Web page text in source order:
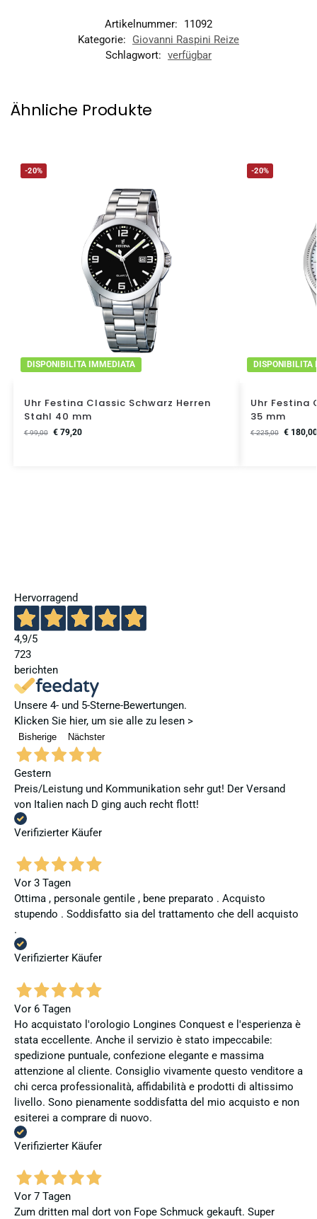
Artikelnummer:
11092
Kategorie:
Giovanni Raspini Reize
Schlagwort: verfügbar
Ähnliche Produkte
-20%
DISPONIBILITA IMMEDIATA
Uhr Festina Classic Schwarz Herren
Stahl 40 mm
€99,00 €79,20
-20%
DISPONIBILITA
Uhr Festina
35 mm
€225,00 €180,00
Hervorragend
4,9/5
723
berichten
Unsere 4- und 5-Sterne-Bewertungen.
Klicken Sie hier, um sie alle zu lesen >
Bisherige Nächster
Gestern
Preis/Leistung und Kommunikation sehr gut! Der Versand
von Italien nach D ging auch recht flott!
Verifizierter Käufer
Vor 3 Tagen
Ottima , personale gentile , bene preparato . Acquisto
stupendo . Soddisfatto sia del trattamento che dell acquisto
.
Verifizierter Käufer
Vor 6 Tagen
Ho acquistato l'orologio Longines Conquest e l'esperienza è
stata eccellente. Anche il servizio è stato impeccabile:
spedizione puntuale, confezione elegante e massima
attenzione al cliente. Consiglio vivamente questo venditore a
chi cerca professionalità, affidabilità e prodotti di altissimo
livello. Sono pienamente soddisfatta del mio acquisto e non
esiterei a comprare di nuovo.
Verifizierter Käufer
Vor 7 Tagen
Zum dritten mal dort von Fope Schmuck gekauft. Super